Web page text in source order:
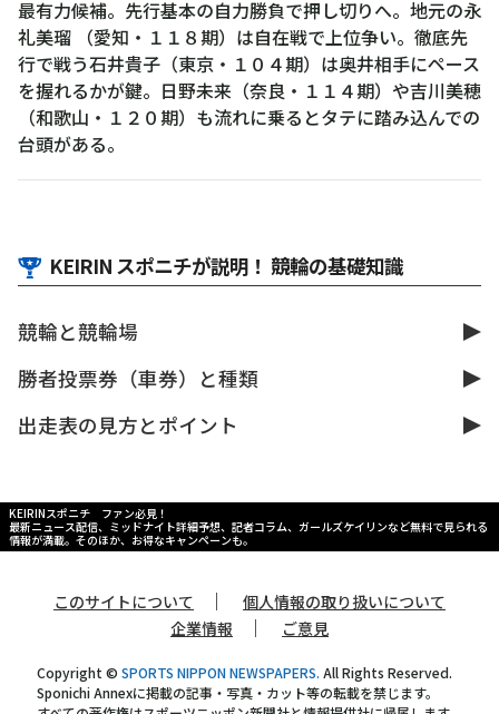
最有力候補。先行基本の自力勝負で押し切りへ。地元の永
礼美瑠 （愛知・１１８期）は自在戦で上位争い。徹底先
行で戦う石井貴子（東京・１０４期）は奥井相手にペース
を握れるかが鍵。日野未来（奈良・１１４期）や吉川美穂
（和歌山・１２０期）も流れに乗るとタテに踏み込んでの
台頭がある。
KEIRIN スポニチが説明！ 競輪の基礎知識
競輪と競輪場
勝者投票券（車券）と種類
出走表の見方とポイント
KEIRINスポニチ ファン必見！
最新ニュース配信、ミッドナイト詳細予想、記者コラム、ガールズケイリンなど無料で見られる
情報が満載。そのほか、お得なキャンペーンも。
このサイトについて ｜
個人情報の取り扱いについて
企業情報
｜ ご意見
Copyright © SPORTS NIPPON NEWSPAPERS. All Rights Reserved.
Sponichi Annexに掲載の記事・写真・カット等の転載を禁じます。